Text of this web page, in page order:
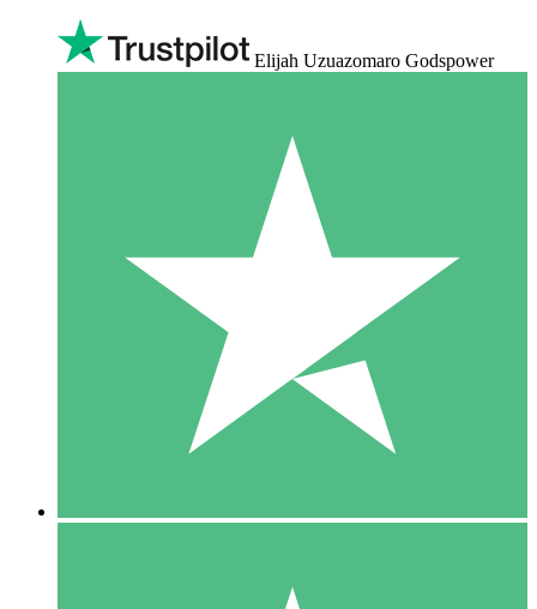
Elijah Uzuazomaro Godspower